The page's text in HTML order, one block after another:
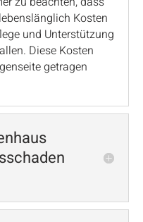
Kosten
und Unterstützung
Diese Kosten
getragen